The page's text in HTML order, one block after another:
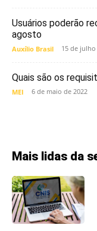
Usuários poderão
agosto
Auxílio Brasil 15 de julho
Quais são os
MEI 6 de maio de 2022
Mais lidas da